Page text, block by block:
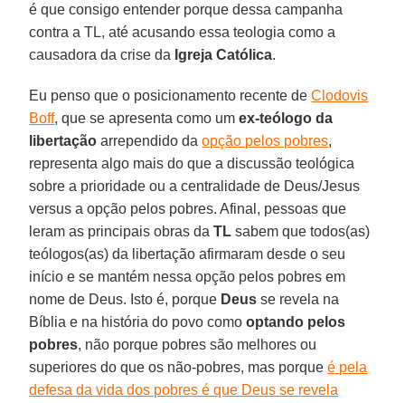
é que consigo entender porque dessa campanha
contra a TL, até acusando essa teologia como a
causadora da crise da Igreja Católica.
Eu penso que o posicionamento recente deClodovis
Boff, que se apresenta como umex-teólogo da
libertação arrependido daopção pelos pobres,
representa algo mais do que a discussão teológica
sobre a prioridade ou a centralidade de Deus/Jesus
versus a opção pelos pobres. Afinal, pessoas que
leram as principais obras daTL sabem que todos(as)
teólogos(as) da libertação afirmaram desde o seu
início e se mantém nessa opção pelos pobres em
nome de Deus. Isto é, porque Deus se revela na
Bíblia e na história do povo comooptando pelos
pobres, não porque pobres são melhores ou
superiores do que os não-pobres, mas porqueé pela
defesa da vida dos pobres é que Deus se revela